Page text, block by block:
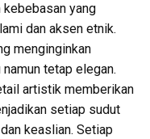
kebebasan yang
dan aksen etnik.
menginginkan
tetap elegan.
artistik memberikan
setiap sudut
keaslian. Setiap